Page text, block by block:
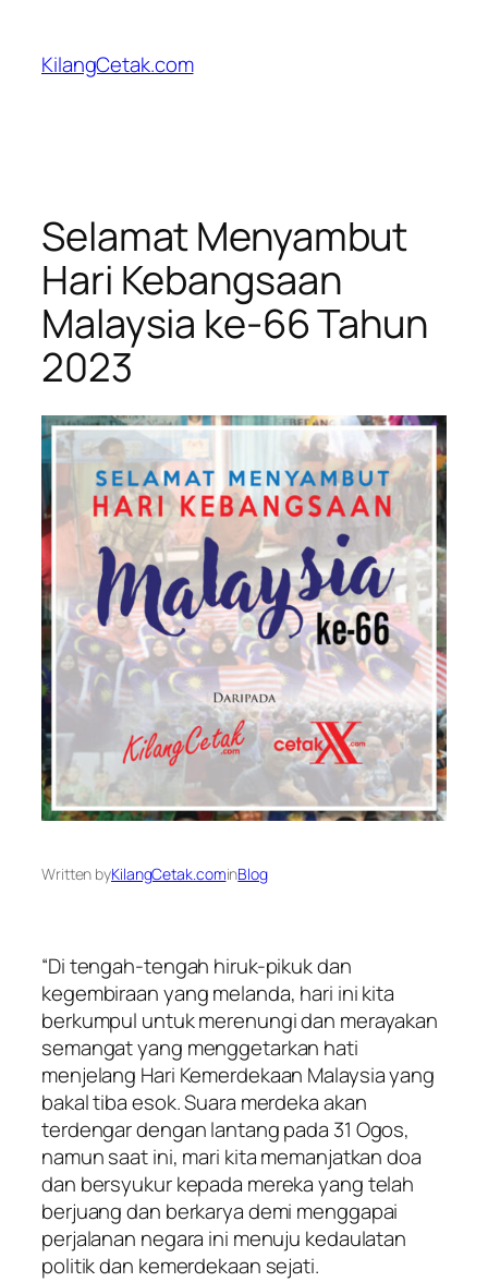
content
KilangCetak.com
Selamat Menyambut
Hari Kebangsaan
Malaysia ke-66 Tahun
2023
Written byKilangCetak.cominBlog
“Di tengah-tengah hiruk-pikuk dan
kegembiraan yang melanda, hari ini kita
berkumpul untuk merenungi dan merayakan
semangat yang menggetarkan hati
menjelang Hari Kemerdekaan Malaysia yang
bakal tiba esok. Suara merdeka akan
terdengar dengan lantang pada 31 Ogos,
namun saat ini, mari kita memanjatkan doa
dan bersyukur kepada mereka yang telah
berjuang dan berkarya demi menggapai
perjalanan negara ini menuju kedaulatan
politik dan kemerdekaan sejati.